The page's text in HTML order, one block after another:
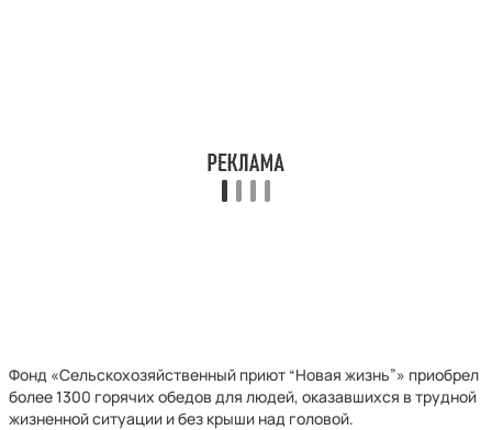
Фонд «Сельскохозяйственный приют “Новая жизнь”» приобрел
более 1300 горячих обедов для людей, оказавшихся в трудной
жизненной ситуации и без крыши над головой.